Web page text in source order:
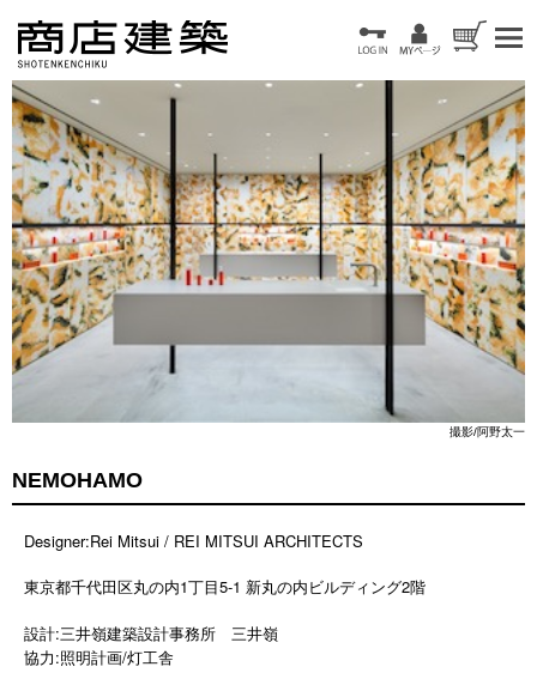
撮影/阿野太一
NEMOHAMO
Designer:Rei Mitsui / REI MITSUI ARCHITECTS
東京都千代田区丸の内1丁目5-1 新丸の内ビルディング2階
設計:三井嶺建築設計事務所 三井嶺
協力:照明計画/灯工舎